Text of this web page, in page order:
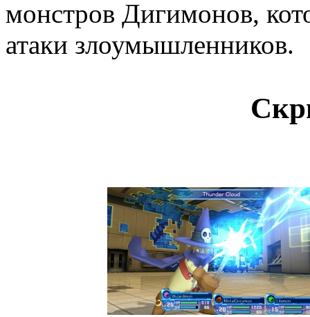
монстров Дигимонов,
атаки злоумышленников.